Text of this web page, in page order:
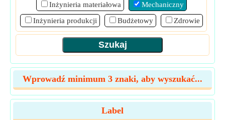
Inżynieria materiałowa
Mechaniczny
Inżynieria produkcji
Budżetowy Zdrowie
Wprowadź minimum 3 znaki, aby wyszukać...
Label